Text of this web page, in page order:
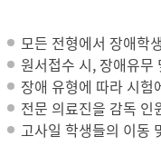
모든 전형에서 장애학
원서접수 시, 장애유무
장애 유형에 따라 시험
전문 의료진을 감독 인
고사일 학생들의 이동